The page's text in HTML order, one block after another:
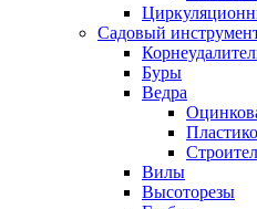
Садовый
Буры
Ведра
Вилы
Высоторезы